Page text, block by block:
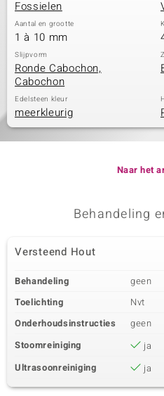
Fossielen
Aantal en grootte
1 à 10 mm
Slijpvorm
Ronde Cabochon,
Cabochon
Edelsteen kleur
meerkleurig
Naar het
Behandeling
Versteend Hout
Behandeling
geen
Toelichting
Nvt
Onderhoudsinstructies
geen
Stoomreiniging
ja
Ultrasoonreiniging
ja